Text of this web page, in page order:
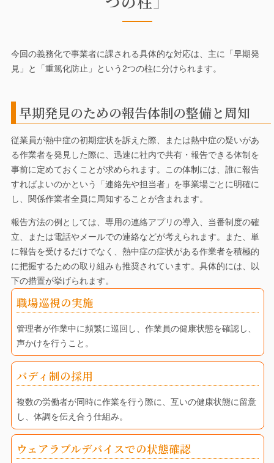
今回の義務化で事業者に課される具体的な対応は、主に「早期発
見」と「重篤化防止」という2つの柱に分けられます。
早期発見のための報告体制の整備と周知
従業員が熱中症の初期症状を訴えた際、または熱中症の疑いがあ
る作業者を発見した際に、迅速に社内で共有・報告できる体制を
事前に定めておくことが求められます。この体制には、誰に報告
すればよいのかという「連絡先や担当者」を事業場ごとに明確に
し、関係作業者全員に周知することが含まれます。
報告方法の例としては、専用の連絡アプリの導入、当番制度の確
立、または電話やメールでの連絡などが考えられます。また、単
に報告を受けるだけでなく、熱中症の症状がある作業者を積極的
に把握するための取り組みも推奨されています。具体的には、以
下の措置が挙げられます。
職場巡視の実施
管理者が作業中に頻繁に巡回し、作業員の健康状態を確認し、
声かけを行うこと。
バディ制の採用
複数の労働者が同時に作業を行う際に、互いの健康状態に留意
し、体調を伝え合う仕組み。
ウェアラブルデバイスでの状態確認